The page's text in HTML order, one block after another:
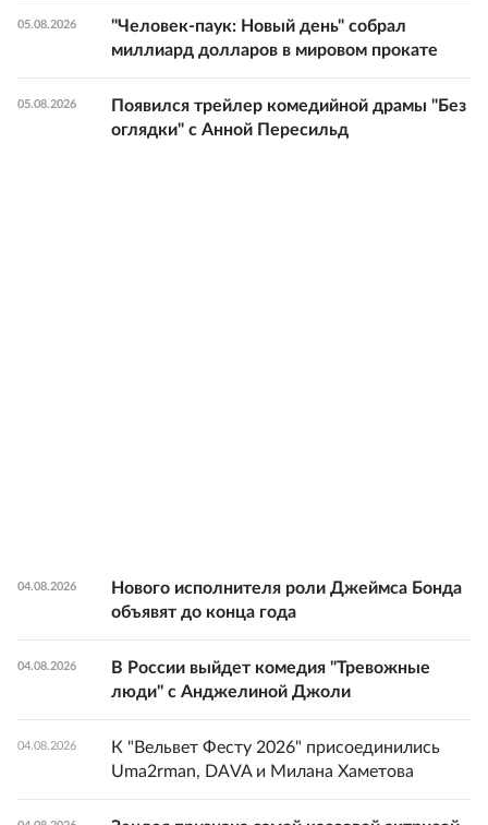
05.08.2026
"Человек-паук: Новый день" собрал
миллиард долларов в мировом прокате
05.08.2026
Появился трейлер комедийной драмы "Без
оглядки" с Анной Пересильд
04.08.2026
Нового исполнителя роли Джеймса Бонда
объявят до конца года
04.08.2026
В России выйдет комедия "Тревожные
люди" с Анджелиной Джоли
04.08.2026
К "Вельвет Фесту 2026" присоединились
Uma2rman, DAVA и Милана Хаметова